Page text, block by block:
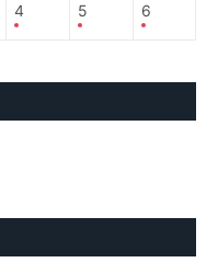
4 5 6